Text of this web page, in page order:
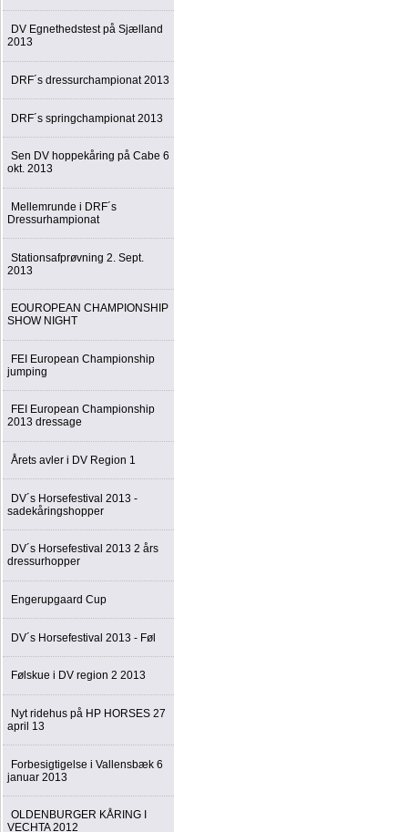
DV Egnethedstest på Sjælland
2013
DRF´s dressurchampionat 2013
DRF´s springchampionat 2013
Sen DV hoppekåring på Cabe 6
okt. 2013
Mellemrunde i DRF´s
Dressurhampionat
Stationsafprøvning 2. Sept.
2013
EOUROPEAN CHAMPIONSHIP
SHOW NIGHT
FEI European Championship
jumping
FEI European Championship
2013 dressage
Årets avler i DV Region 1
DV´s Horsefestival 2013 -
sadekåringshopper
DV´s Horsefestival 2013 2 års
dressurhopper
Engerupgaard Cup
DV´s Horsefestival 2013 - Føl
Følskue i DV region 2 2013
Nyt ridehus på HP HORSES 27
april 13
Forbesigtigelse i Vallensbæk 6
januar 2013
OLDENBURGER KÅRING I
VECHTA 2012